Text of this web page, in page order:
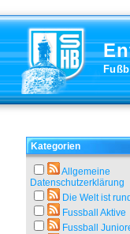
Kategorien
Allgemeine
Datenschutzerklärung
Die Welt ist rund
Fussball Aktive
Fussball